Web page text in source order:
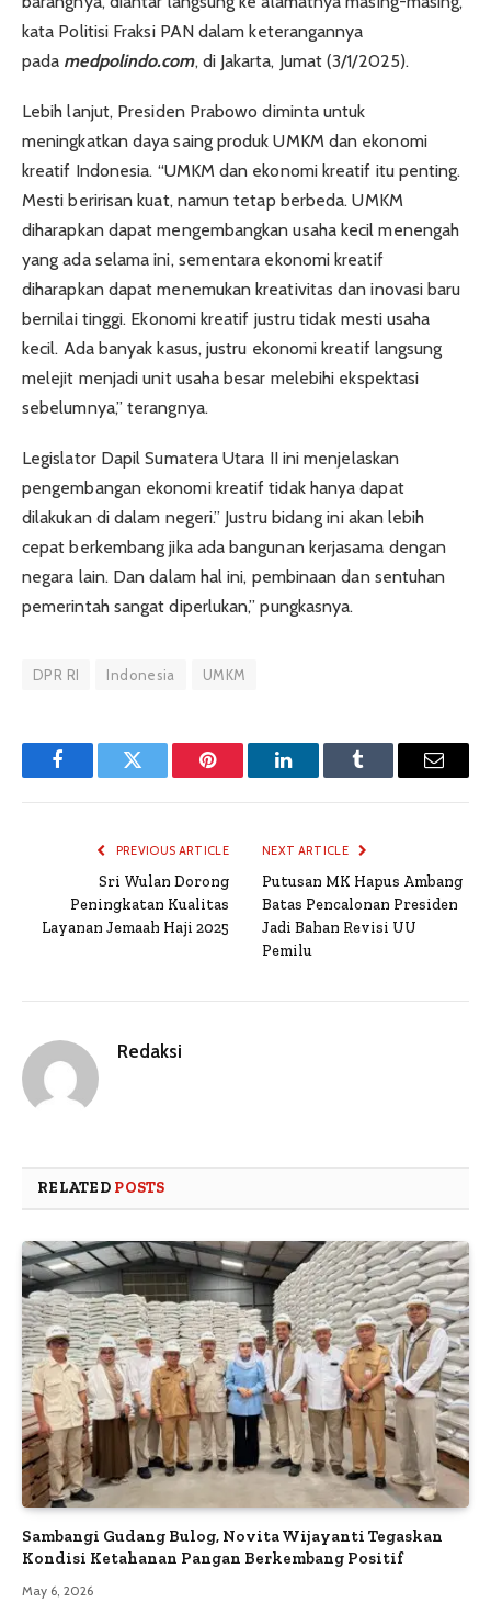
kata Politisi Fraksi PAN dalam keterangannya
pada medpolindo.com, di Jakarta, Jumat (3/1/2025).
Lebih lanjut, Presiden Prabowo diminta untuk
meningkatkan daya saing produk UMKM dan ekonomi
kreatif Indonesia. “UMKM dan ekonomi kreatif itu penting.
Mesti beririsan kuat, namun tetap berbeda. UMKM
diharapkan dapat mengembangkan usaha kecil menengah
yang ada selama ini, sementara ekonomi kreatif
diharapkan dapat menemukan kreativitas dan inovasi baru
bernilai tinggi. Ekonomi kreatif justru tidak mesti usaha
kecil. Ada banyak kasus, justru ekonomi kreatif langsung
melejit menjadi unit usaha besar melebihi ekspektasi
sebelumnya,” terangnya.
Legislator Dapil Sumatera Utara II ini menjelaskan
pengembangan ekonomi kreatif tidak hanya dapat
dilakukan di dalam negeri.” Justru bidang ini akan lebih
cepat berkembang jika ada bangunan kerjasama dengan
negara lain. Dan dalam hal ini, pembinaan dan sentuhan
pemerintah sangat diperlukan,” pungkasnya.
DPR RI Indonesia UMKM
FacebookTwitter Pinterest LinkedInTumblr Email
PREVIOUS ARTICLE
Sri Wulan Dorong
Peningkatan Kualitas
Layanan Jemaah Haji 2025
NEXT ARTICLE
Putusan MK Hapus Ambang
Batas Pencalonan Presiden
Jadi Bahan Revisi UU
Pemilu
Redaksi
RELATED POSTS
Sambangi Gudang Bulog, Novita Wijayanti Tegaskan
Kondisi Ketahanan Pangan Berkembang Positif
May 6, 2026